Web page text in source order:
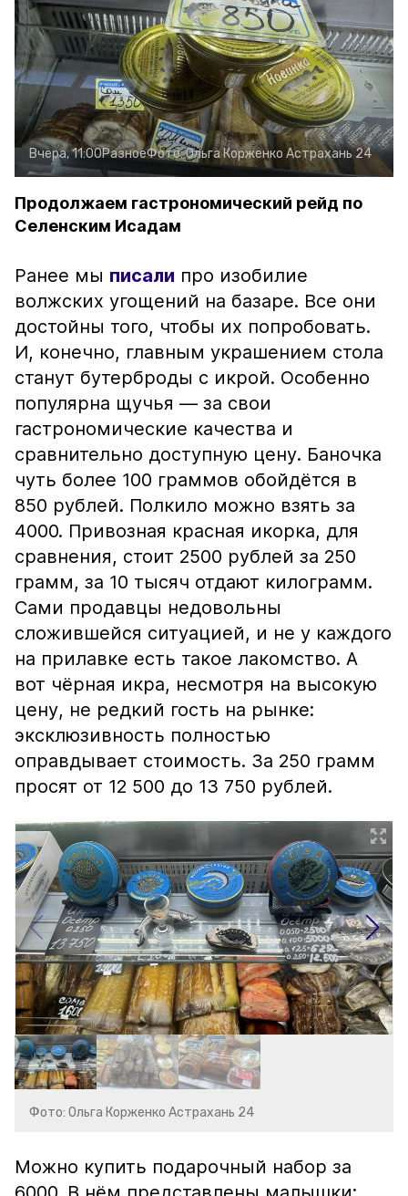
Вчера, 11:00РазноеФото:Ольга Корженко Астрахань 24
Продолжаем гастрономический рейд по
Селенским Исадам
Ранее мы писали про изобилие
волжских угощений на базаре. Все они
достойны того, чтобы их попробовать.
И, конечно, главным украшением стола
станут бутерброды с икрой. Особенно
популярна щучья — за свои
гастрономические качества и
сравнительно доступную цену. Баночка
чуть более 100 граммов обойдётся в
850 рублей. Полкило можно взять за
4000. Привозная красная икорка, для
сравнения, стоит 2500 рублей за 250
грамм, за 10 тысяч отдают килограмм.
Сами продавцы недовольны
сложившейся ситуацией, и не у каждого
на прилавке есть такое лакомство. А
вот чёрная икра, несмотря на высокую
цену, не редкий гость на рынке:
эксклюзивность полностью
оправдывает стоимость. За 250 грамм
просят от 12 500 до 13 750 рублей.
Фото: Ольга Корженко Астрахань 24
Можно купить подарочный набор за